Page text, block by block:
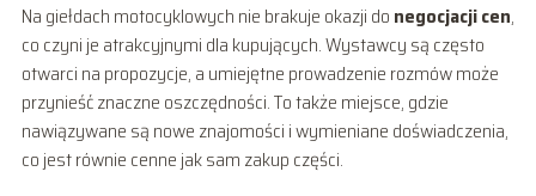
Na giełdach motocyklowych nie brakuje okazji do negocjacji cen,
co czyni je atrakcyjnymi dla kupujących. Wystawcy są często
otwarci na propozycje, a umiejętne prowadzenie rozmów może
przynieść znaczne oszczędności. To także miejsce, gdzie
nawiązywane są nowe znajomości i wymieniane doświadczenia,
co jest równie cenne jak sam zakup części.